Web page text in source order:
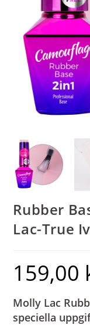
Rubber
Lac-True
159,00
Molly Lac
speciella